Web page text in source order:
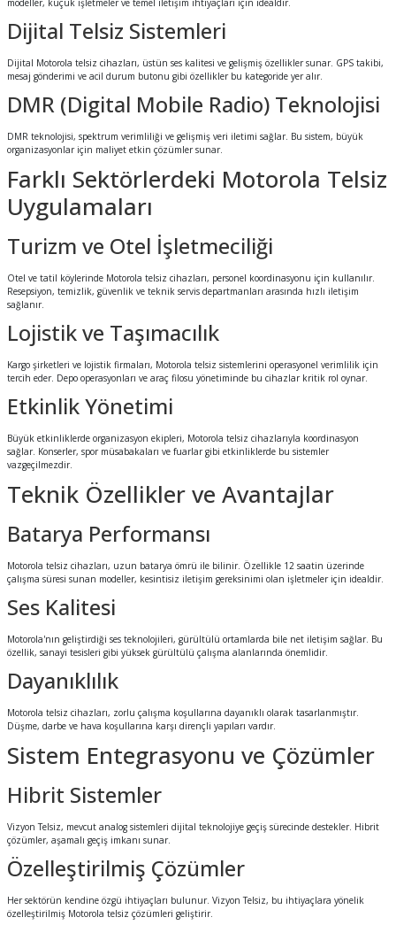
modeller, küçük işletmeler ve temel iletişim ihtiyaçları için idealdir.
Dijital Telsiz Sistemleri
Dijital Motorola telsiz cihazları, üstün ses kalitesi ve gelişmiş özellikler sunar. GPS takibi,
mesaj gönderimi ve acil durum butonu gibi özellikler bu kategoride yer alır.
DMR (Digital Mobile Radio) Teknolojisi
DMR teknolojisi, spektrum verimliliği ve gelişmiş veri iletimi sağlar. Bu sistem, büyük
organizasyonlar için maliyet etkin çözümler sunar.
Farklı Sektörlerdeki Motorola Telsiz
Uygulamaları
Turizm ve Otel İşletmeciliği
Otel ve tatil köylerinde Motorola telsiz cihazları, personel koordinasyonu için kullanılır.
Resepsiyon, temizlik, güvenlik ve teknik servis departmanları arasında hızlı iletişim
sağlanır.
Lojistik ve Taşımacılık
Kargo şirketleri ve lojistik firmaları, Motorola telsiz sistemlerini operasyonel verimlilik için
tercih eder. Depo operasyonları ve araç filosu yönetiminde bu cihazlar kritik rol oynar.
Etkinlik Yönetimi
Büyük etkinliklerde organizasyon ekipleri, Motorola telsiz cihazlarıyla koordinasyon
sağlar. Konserler, spor müsabakaları ve fuarlar gibi etkinliklerde bu sistemler
vazgeçilmezdir.
Teknik Özellikler ve Avantajlar
Batarya Performansı
Motorola telsiz cihazları, uzun batarya ömrü ile bilinir. Özellikle 12 saatin üzerinde
çalışma süresi sunan modeller, kesintisiz iletişim gereksinimi olan işletmeler için idealdir.
Ses Kalitesi
Motorola'nın geliştirdiği ses teknolojileri, gürültülü ortamlarda bile net iletişim sağlar. Bu
özellik, sanayi tesisleri gibi yüksek gürültülü çalışma alanlarında önemlidir.
Dayanıklılık
Motorola telsiz cihazları, zorlu çalışma koşullarına dayanıklı olarak tasarlanmıştır.
Düşme, darbe ve hava koşullarına karşı dirençli yapıları vardır.
Sistem Entegrasyonu ve Çözümler
Hibrit Sistemler
Vizyon Telsiz, mevcut analog sistemleri dijital teknolojiye geçiş sürecinde destekler. Hibrit
çözümler, aşamalı geçiş imkanı sunar.
Özelleştirilmiş Çözümler
Her sektörün kendine özgü ihtiyaçları bulunur. Vizyon Telsiz, bu ihtiyaçlara yönelik
özelleştirilmiş Motorola telsiz çözümleri geliştirir.